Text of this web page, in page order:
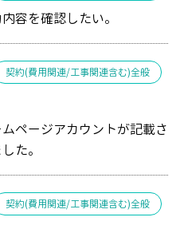
容を確認したい。
契約(費用関連/工事関連含む)全般
ページアカウントが記載さ
た。
契約(費用関連/工事関連含む)全般